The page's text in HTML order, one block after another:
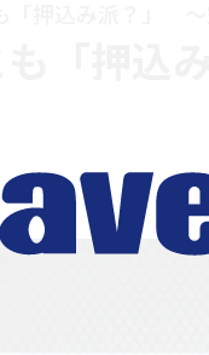
「押込み派？」
も「押